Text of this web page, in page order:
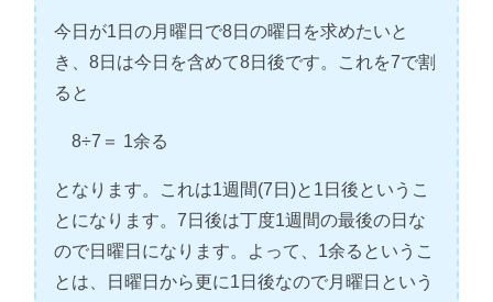
今日が1日の月曜日で8日の曜日を求めたいと
き、8日は今日を含めて8日後です。これを7で割
ると
8÷7＝ 1余る
となります。これは1週間(7日)と1日後というこ
とになります。7日後は丁度1週間の最後の日な
ので日曜日になります。よって、1余るというこ
とは、日曜日から更に1日後なので月曜日という